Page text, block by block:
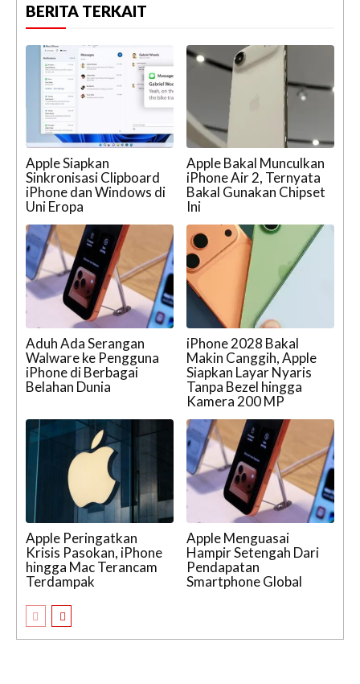
BERITA TERKAIT
Apple Siapkan
Sinkronisasi Clipboard
iPhone dan Windows di
Uni Eropa
Apple Bakal Munculkan
iPhone Air 2, Ternyata
Bakal Gunakan Chipset
Ini
Aduh Ada Serangan
Walware ke Pengguna
iPhone di Berbagai
Belahan Dunia
iPhone 2028 Bakal
Makin Canggih, Apple
Siapkan Layar Nyaris
Tanpa Bezel hingga
Kamera 200 MP
Apple Peringatkan
Krisis Pasokan, iPhone
hingga Mac Terancam
Terdampak
Apple Menguasai
Hampir Setengah Dari
Pendapatan
Smartphone Global